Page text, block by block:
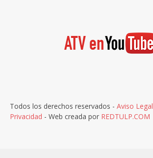
Todos los derechos reservados - Aviso Legal
Privacidad - Web creada por REDTULP.COM